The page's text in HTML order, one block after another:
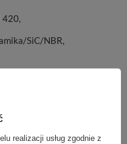
420,
SiC/NBR,
DAMBAT
realizacji usług zgodnie z